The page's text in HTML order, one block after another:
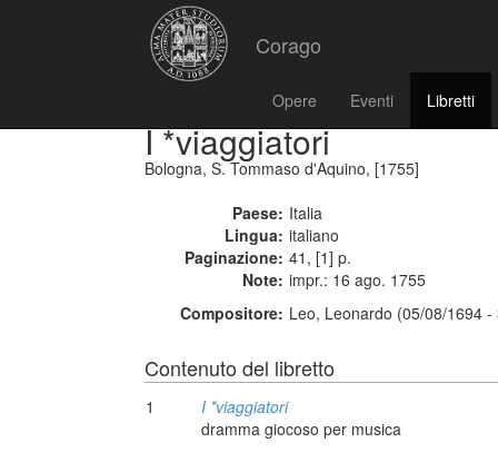
Corago
Opere Eventi Libretti
I *viaggiatori
Bologna, S. Tommaso d'Aquino, [1755]
Paese: Italia
Lingua: italiano
Paginazione: 41, [1] p.
Note: impr.: 16 ago. 1755
Compositore: Leo, Leonardo (05/08/1694
Contenuto del libretto
1
I *viaggiatori
dramma giocoso per musica